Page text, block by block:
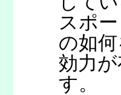
スポ
の如
効力
す。